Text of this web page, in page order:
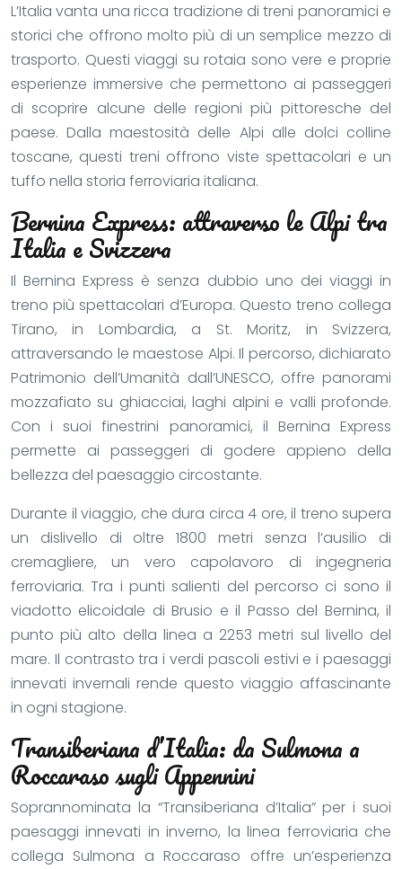
L’Italia vanta una ricca tradizione di treni panoramici e
storici che offrono molto più di un semplice mezzo di
trasporto. Questi viaggi su rotaia sono vere e proprie
esperienze immersive che permettono ai passeggeri
di scoprire alcune delle regioni più pittoresche del
paese. Dalla maestosità delle Alpi alle dolci colline
toscane, questi treni offrono viste spettacolari e un
tuffo nella storia ferroviaria italiana.
Bernina Express: attraverso le Alpi tra
Italia e Svizzera
Il Bernina Express è senza dubbio uno dei viaggi in
treno più spettacolari d’Europa. Questo treno collega
Tirano, in Lombardia, a St. Moritz, in Svizzera,
attraversando le maestose Alpi. Il percorso, dichiarato
Patrimonio dell’Umanità dall’UNESCO, offre panorami
mozzafiato su ghiacciai, laghi alpini e valli profonde.
Con i suoi finestrini panoramici, il Bernina Express
permette ai passeggeri di godere appieno della
bellezza del paesaggio circostante.
Durante il viaggio, che dura circa 4 ore, il treno supera
un dislivello di oltre 1800 metri senza l’ausilio di
cremagliere, un vero capolavoro di ingegneria
ferroviaria. Tra i punti salienti del percorso ci sono il
viadotto elicoidale di Brusio e il Passo del Bernina, il
punto più alto della linea a 2253 metri sul livello del
mare. Il contrasto tra i verdi pascoli estivi e i paesaggi
innevati invernali rende questo viaggio affascinante
in ogni stagione.
Transiberiana d’Italia: da Sulmona a
Roccaraso sugli Appennini
Soprannominata la “Transiberiana d’Italia” per i suoi
paesaggi innevati in inverno, la linea ferroviaria che
collega Sulmona a Roccaraso offre un’esperienza